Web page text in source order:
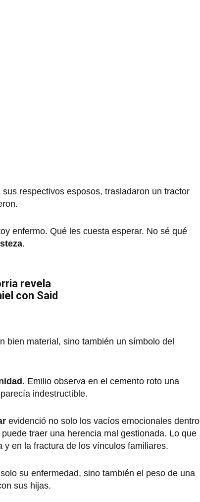
respectivos esposos, trasladaron un tractor
enfermo. Qué les cuesta esperar. No sé qué
.
revela
con Said
bien material, sino también un símbolo del
. Emilio observa en el cemento roto una
indestructible.
evidenció no solo los vacíos emocionales dentro
puede traer una herencia mal gestionada. Lo que
en la fractura de los vínculos familiares.
su enfermedad, sino también el peso de una
sus hijas.